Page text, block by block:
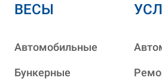
ВЕСЫ
Автомобильные
Бункерные